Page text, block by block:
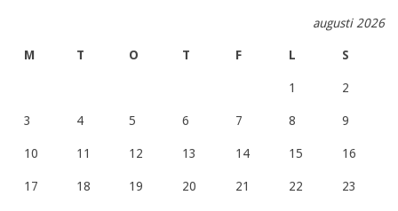
augusti 2026
M T O T F L S
1 2
3 4 5 6 7 8 9
10 11 12 13 14 15 16
17 18 19 20 21 22 23